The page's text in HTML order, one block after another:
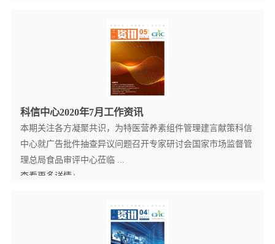
科信中心2020年7月工作资讯
本期关注各方凝聚共识，为特医营养素组件管理建言献策科信
中心就广告批件抽查异议问题召开专家研讨会国家市场监督管
理总局食品审评中心莅临 ...
查看更多详情+